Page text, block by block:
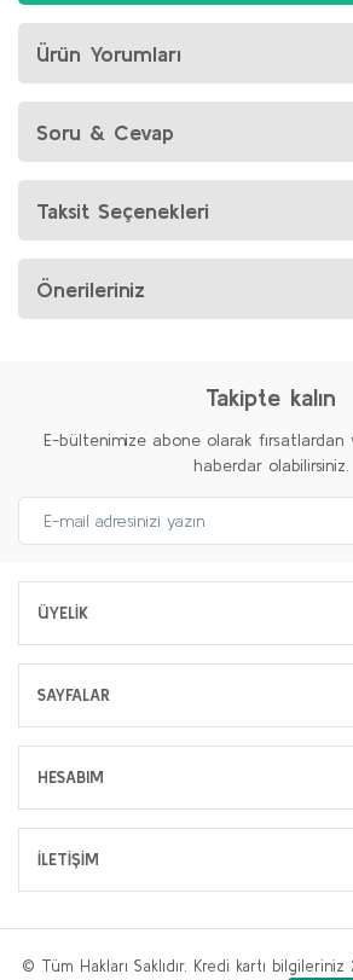
Ürün Yorumları
Soru & Cevap
Taksit Seçenekleri
Önerileriniz
Takipte kalın
E-bültenimize abone olarak fırsatlardan
haberdar olabilirsiniz.
ÜYELİK
SAYFALAR
HESABIM
İLETİŞİM
© Tüm Hakları Saklıdır. Kredi kartı bilgileriniz